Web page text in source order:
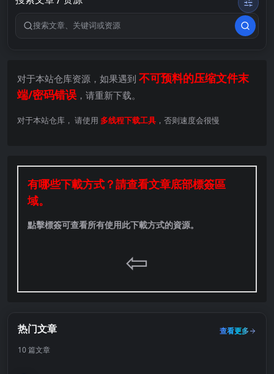
搜索关键词
对于本站仓库资源，如果遇到 不可预料的压缩文件末
端/密码错误 ，请重新下载。
对于本站仓库， 请使用 多线程下载工具 ，否则速度会很慢
有哪些下載方式？請查看文章底部標簽區
域。
點擊標簽可查看所有使用此下載方式的資源。
⇦
热门文章
查看更多
10 篇文章